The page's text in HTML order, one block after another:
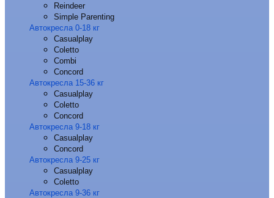
Reindeer
Simple Parenting
Автокресла 0-18 кг
Casualplay
Coletto
Combi
Concord
Автокресла 15-36 кг
Casualplay
Coletto
Concord
Автокресла 9-18 кг
Casualplay
Concord
Автокресла 9-25 кг
Casualplay
Coletto
Автокресла 9-36 кг